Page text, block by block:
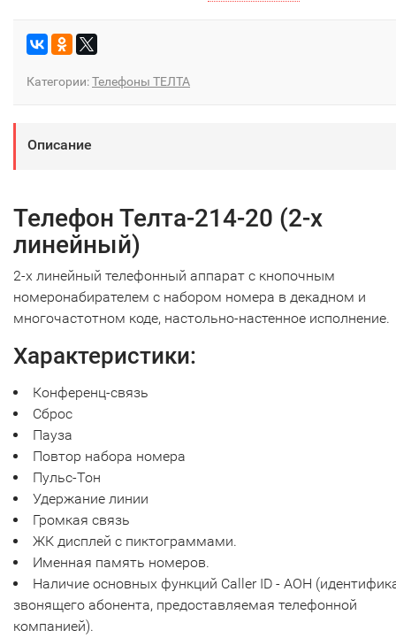
Категории:Телефоны ТЕЛТА
Описание
Телефон Телта-214-20 (2-х
линейный)
2-х линейный телефонный аппарат с кнопочным
номеронабирателем с набором номера в декадном и
многочастотном коде, настольно-настенное исполнение.
Характеристики:
Конференц-связь
Сброс
Пауза
Повтор набора номера
Пульс-Тон
Удержание линии
Громкая связь
ЖК дисплей с пиктограммами.
Именная память номеров.
Наличие основных функций Caller ID - АОН
звонящего абонента, предоставляемая телефонной
компанией).